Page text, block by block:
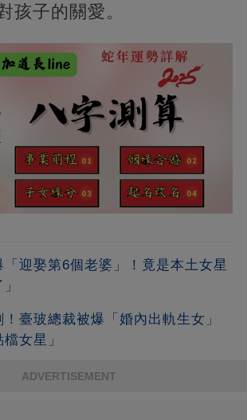
孩子的關愛。
迎娶第6個老婆」！竟是本土女星
臺玻總裁被爆「婚內出軌生女」
女星」
ADVERTISEMENT